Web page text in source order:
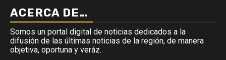
ACERCA DE…
Somos un portal digital de noticias dedicados a la
difusión de las últimas noticias de la región, de manera
objetiva, oportuna y veráz.